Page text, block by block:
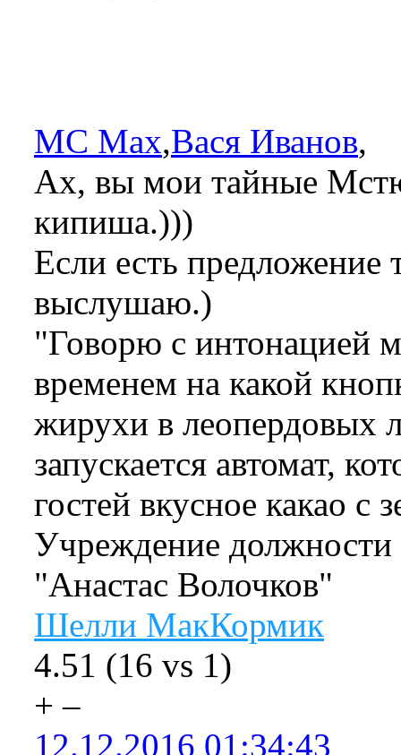
MC Max,Вася Иванов,
Ах, вы мои тайные
кипиша.)))
Если есть предложение
выслушаю.)
"Говорю с интонацией
временем на какой
жирухи в леопердовых
запускается автомат,
гостей вкусное какао с
Учреждение должности
"Анастас Волочков"
Шелли МакКормик
4.51 (16 vs 1)
+ –
12.12.2016 01:34:43